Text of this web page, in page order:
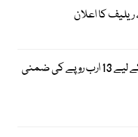
کا اعلان
پی ٹی وی کو چلانے کے لیے 13 ارب روپے کی ضمنی